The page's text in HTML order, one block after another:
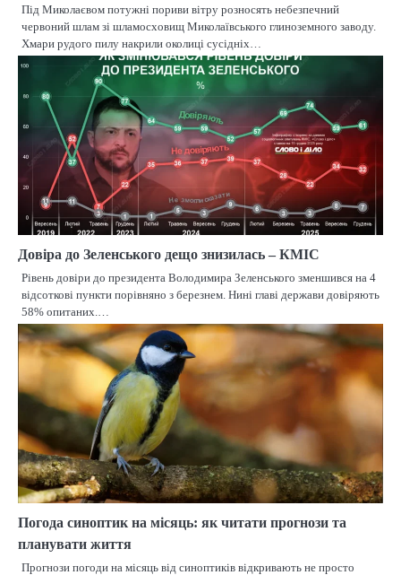
Під Миколаєвом потужні пориви вітру розносять небезпечний
червоний шлам зі шламосховищ Миколаївського глиноземного заводу.
Хмари рудого пилу накрили околиці сусідніх…
Довіра до Зеленського дещо знизилась – КМІС
Рівень довіри до президента Володимира Зеленського зменшився на 4
відсоткові пункти порівняно з березнем. Нині главі держави довіряють
58% опитаних.…
Погода синоптик на місяць: як читати прогнози та
планувати життя
Прогнози погоди на місяць від синоптиків відкривають не просто